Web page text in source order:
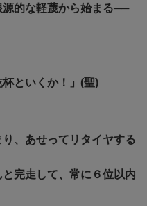
源的な軽蔑から始まる──
杯といくか！」(聖)
り、あせってリタイヤする
と完走して、常に６位以内